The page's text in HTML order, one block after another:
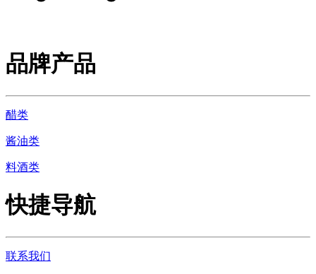
品牌产品
醋类
酱油类
料酒类
快捷导航
联系我们